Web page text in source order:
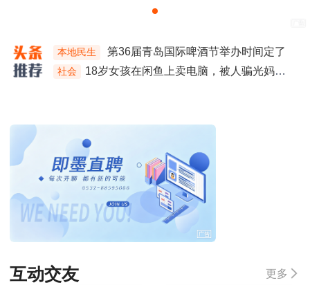
第36届青岛国际啤酒节举办时间定了
娱乐 想去的地方不会一直等你
娱乐 迪丽热巴亮相路虎发布会，纯白色利落套装，优雅又干练
互动交友 更多